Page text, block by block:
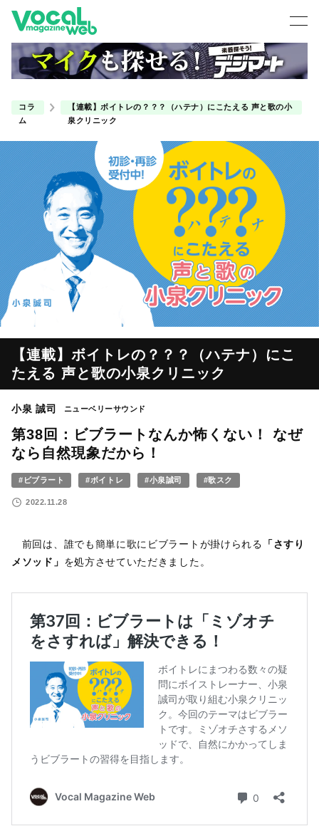
コラ
ム
【連載】ボイトレの？？？（ハテナ）にこたえる 声と歌の小
泉クリニック
【連載】ボイトレの？？？（ハテナ）にこ
たえる 声と歌の小泉クリニック
小泉 誠司 ニューベリーサウンド
第38回：ビブラートなんか怖くない！ なぜ
なら自然現象だから！
#ビブラート #ボイトレ #小泉誠司 #歌スク
2022.11.28
前回は、誰でも簡単に歌にビブラートが掛けられる
「さすり
メソッド」 を処方させていただきました。